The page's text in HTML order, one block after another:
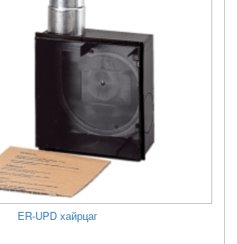
ER-UPD хайрцаг